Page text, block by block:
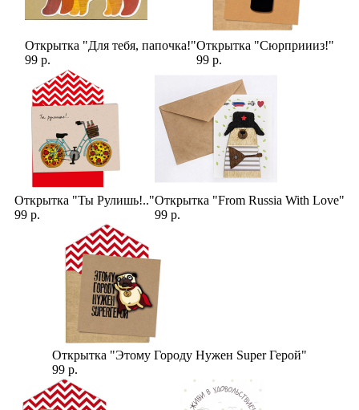
Открытка "Для тебя, папочка!"
99 р.
Открытка "Сюрприииз!"
99 р.
Открытка "Ты Рулишь!.."
99 р.
Открытка "From Russia With Love"
99 р.
Открытка "Этому Городу Нужен Super Герой"
99 р.